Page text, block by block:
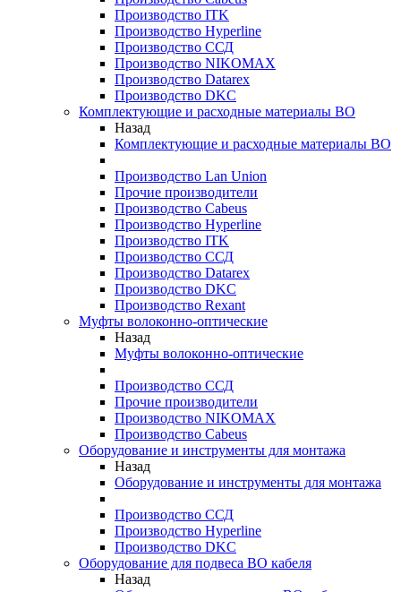
Производство ITK
Производство Hyperline
Производство ССД
Производство NIKOMAX
Производство Datarex
Производство DKC
Комплектующие и расходные материалы ВО
Назад
Комплектующие и расходные материалы ВО
Производство Lan Union
Прочие производители
Производство Cabeus
Производство Hyperline
Производство ITK
Производство ССД
Производство Datarex
Производство DKC
Производство Rexant
Муфты волоконно-оптические
Назад
Муфты волоконно-оптические
Производство ССД
Прочие производители
Производство NIKOMAX
Производство Cabeus
Оборудование и инструменты для монтажа
Назад
Оборудование и инструменты для монтажа
Производство ССД
Производство Hyperline
Производство DKC
Оборудование для подвеса ВО кабеля
Назад